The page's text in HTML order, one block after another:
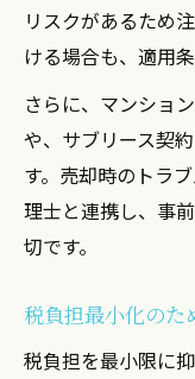
リスクがあるため
ける場合も、適用
さらに、マンショ
や、サブリース契
す。売却時のトラ
理士と連携し、事
切です。
税負担最小化のた
税負担を最小限に